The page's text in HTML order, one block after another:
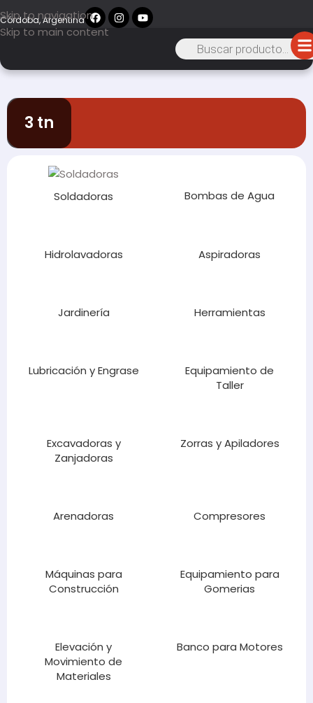
Skip to navigation
Skip to main content
Córdoba, Argentina
3 tn
Soldadoras Bombas de Agua
Hidrolavadoras Aspiradoras
Jardinería Herramientas
Lubricación y Engrase
Equipamiento de
Taller
Excavadoras y
Zanjadoras
Zorras y Apiladores
Arenadoras Compresores
Máquinas para
Construcción
Equipamiento para
Gomerias
Elevación y
Movimiento de
Materiales
Banco para Motores